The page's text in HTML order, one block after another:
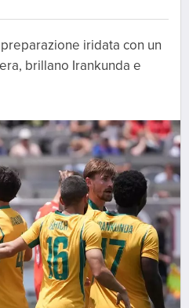
iridata con un
brillano Irankunda e